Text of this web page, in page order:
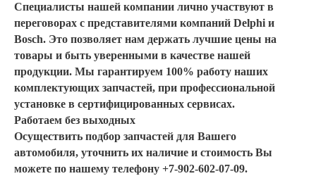
Специалисты нашей компании лично участвуют в
переговорах с представителями компаний Delphi и
Bosch. Это позволяет нам держать лучшие цены на
товары и быть уверенными в качестве нашей
продукции. Мы гарантируем 100% работу наших
комплектующих запчастей, при профессиональной
установке в сертифицированных сервисах.
Работаем без выходных
Осуществить подбор запчастей для Вашего
автомобиля, уточнить их наличие и стоимость Вы
можете по нашему телефону +7-902-602-07-09.